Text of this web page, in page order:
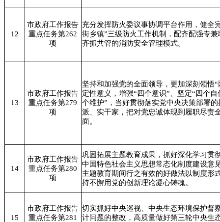
12
市政府工作报告
重点任务第262
项
充分发挥防火委议事协调平台作用，健全
街乡镇”三级防火工作机制，配齐配强专
齐抓共管的消防安全管理模式。
13
市政府工作报告
重点任务第279
项
坚持和加强党的全面领导，更加深刻领悟
定性意义，增强“四个意识”、坚定“四个自
个维护”，当好贯彻落实党中央决策部署
派、实干家，把对党忠诚体现到履职尽责
面。
14
市政府工作报告
重点任务第280
项
巩固拓展主题教育成果，抓好深化学习贯
中国特色社会主义思想常态化制度建设意
主题教育期间行之有效的好做法以制度形
持不懈用党的创新理论凝心铸魂。
15
市政府工作报告
重点任务第281
切实抓好中央巡视、中央生态环境保护督
计问题的整改，高质量做好第三轮中央生